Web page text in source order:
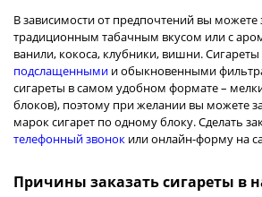
В зависимости от предпочтений вы можете
традиционным табачным вкусом или с
ванили, кокоса, клубники, вишни. Сигареты
подслащенными и обыкновенными
сигареты в самом удобном формате –
блоков), поэтому при желании вы можете
марок сигарет по одному блоку. Сделать
телефонный звонок или онлайн-форму на
Причины заказать сигареты в